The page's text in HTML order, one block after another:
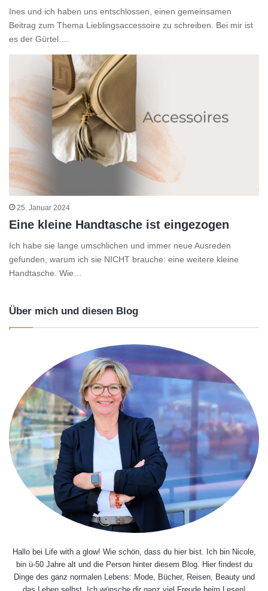
Ines und ich haben uns entschlossen, einen gemeinsamen
Beitrag zum Thema Lieblingsaccessoire zu schreiben. Bei mir ist
es der Gürtel.…
25. Januar 2024
Eine kleine Handtasche ist eingezogen
Ich habe sie lange umschlichen und immer neue Ausreden
gefunden, warum ich sie NICHT brauche: eine weitere kleine
Handtasche. Wie…
Über mich und diesen Blog
Hallo bei Life with a glow! Wie schön, dass du hier bist. Ich bin Nicole,
bin ü-50 Jahre alt und die Person hinter diesem Blog. Hier findest du
Dinge des ganz normalen Lebens: Mode, Bücher, Reisen, Beauty und